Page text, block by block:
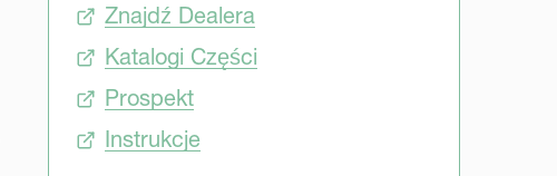
Znajdź Dealera
Katalogi Części
Prospekt
Instrukcje